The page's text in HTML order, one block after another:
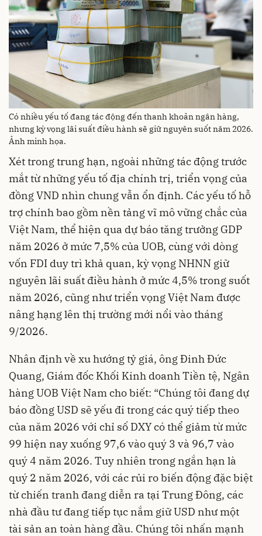
Có nhiều yếu tố đang tác động đến thanh khoản ngân hàng,
nhưng kỳ vọng lãi suất điều hành sẽ giữ nguyên suốt năm 2026.
Ảnh minh họa.
Xét trong trung hạn, ngoài những tác động trước
mắt từ những yếu tố địa chính trị, triển vọng của
đồng VND nhìn chung vẫn ổn định. Các yếu tố hỗ
trợ chính bao gồm nền tảng vĩ mô vững chắc của
Việt Nam, thể hiện qua dự báo tăng trưởng GDP
năm 2026 ở mức 7,5% của UOB, cùng với dòng
vốn FDI duy trì khả quan, kỳ vọng NHNN giữ
nguyên lãi suất điều hành ở mức 4,5% trong suốt
năm 2026, cũng như triển vọng Việt Nam được
nâng hạng lên thị trường mới nổi vào tháng
9/2026.
Nhân định về xu hướng tỷ giá, ông Đinh Đức
Quang, Giám đốc Khối Kinh doanh Tiền tệ, Ngân
hàng UOB Việt Nam cho biết: “Chúng tôi đang dự
báo đồng USD sẽ yếu đi trong các quý tiếp theo
của năm 2026 với chỉ số DXY có thể giảm từ mức
99 hiện nay xuống 97,6 vào quý 3 và 96,7 vào
quý 4 năm 2026. Tuy nhiên trong ngắn hạn là
quý 2 năm 2026, với các rủi ro biến động đặc biệt
từ chiến tranh đang diễn ra tại Trung Đông, các
nhà đầu tư đang tiếp tục nắm giữ USD như một
tài sản an toàn hàng đầu. Chúng tôi nhấn mạnh